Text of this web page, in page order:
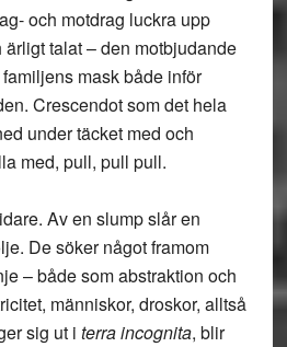
och motdrag luckra upp
talat – den motbjudande
mask både inför
Crescendot som det hela
under täcket med och
med, pull, pull pull.
Av en slump slår en
De söker något framom
– både som abstraktion och
människor, droskor, alltså
sig ut i terra incognita, blir